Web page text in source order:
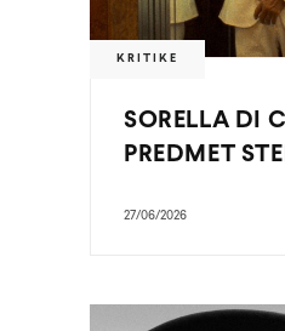
KRITIKE
SORELLA DI
PREDMET
27/06/2026